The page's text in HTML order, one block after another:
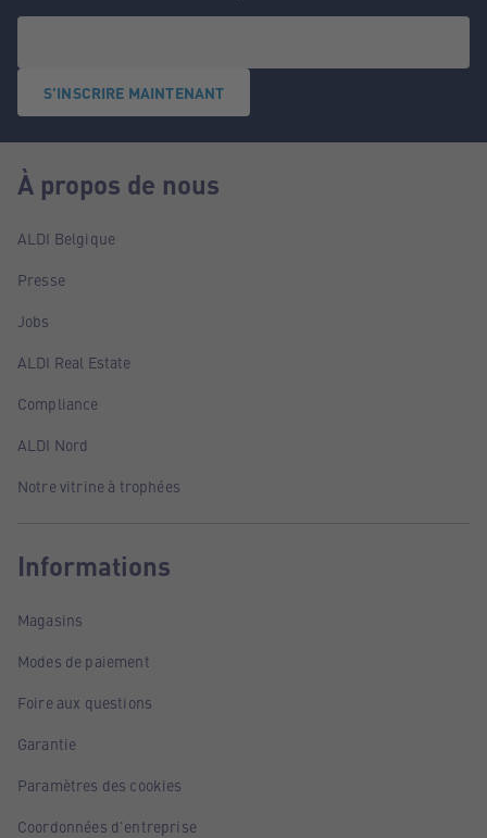
S'INSCRIRE MAINTENANT
À propos de nous
ALDI Belgique
Presse
Jobs
ALDI Real Estate
Compliance
ALDI Nord
Notre vitrine à trophées
Informations
Magasins
Modes de paiement
Foire aux questions
Garantie
Paramètres des cookies
Coordonnées d'entreprise